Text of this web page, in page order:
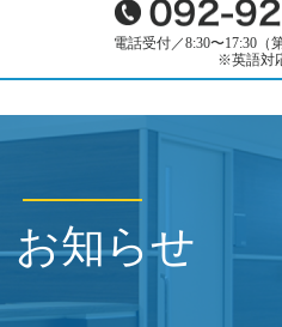
電話受付／8:30〜17:30（
※英語対
お知らせ